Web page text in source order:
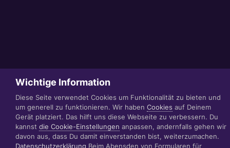
Wichtige Information
Diese Seite verwendet Cookies um Funktionalität zu bieten und
um generell zu funktionieren. Wir haben Cookies auf Deinem
Gerät platziert. Das hilft uns diese Webseite zu verbessern. Du
kannst die Cookie-Einstellungen anpassen, andernfalls gehen wir
davon aus, dass Du damit einverstanden bist, weiterzumachen.
Datenschutzerklärung Beim Abensden von Formularen für